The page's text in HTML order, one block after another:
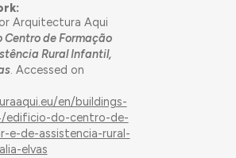
Arquitectura Aqui
Centro de Formação
Rural Infantil,
. Accessed on
en/buildings-
edificio-do-centro-de-
e-de-assistencia-rural-
elvas